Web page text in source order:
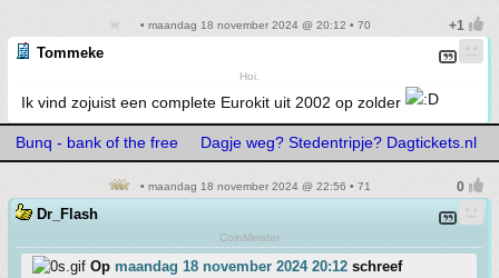
• maandag 18 november 2024 @ 20:12 • 70
Tommeke
Hoi.
Ik vind zojuist een complete Eurokit uit 2002 op zolder
Bunq - bank of the free Dagje weg? Stedentripje? Dagtickets.nl
• maandag 18 november 2024 @ 22:56 • 71
Dr_Flash
CoinMeister
Op maandag 18 november 2024 20:12 schreef